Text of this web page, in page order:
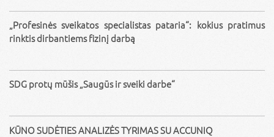
„Profesinės sveikatos specialistas pataria“: kokius pratimus
rinktis dirbantiems fizinį darbą
SDG protų mūšis „Saugūs ir sveiki darbe“
KŪNO SUDĖTIES ANALIZĖS TYRIMAS SU ACCUNIQ